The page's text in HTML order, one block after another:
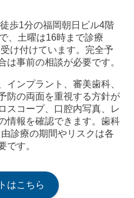
歩1分の福岡朝日ビル4階
、土曜は16時まで診療
け付けています。完全予
は事前の相談が必要です。
インプラント、審美歯科、
防の両面を重視する方針が
スコープ、口腔内写真、レ
情報を確認できます。歯科
診療の期間やリスクは各
です。
はこちら